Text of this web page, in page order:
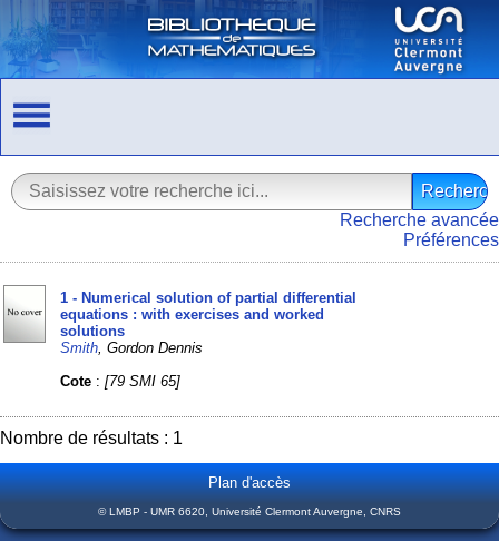
Recherche avancée
Préférences
1 - Numerical solution of partial differential
equations : with exercises and worked
solutions
Smith , Gordon Dennis
Cote :[79 SMI 65]
Nombre de résultats : 1
Plan d'accès
© LMBP - UMR 6620, Université Clermont Auvergne, CNRS